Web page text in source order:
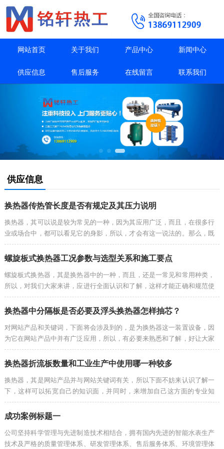
网站首页 关于我们 产品中心 新闻中心
供应信息 售后服务 在线留言 联系我们
供应信息
换热器传热管长度是否有规定及其压力说明
换热器，其可以说是较为常见的一种，因为其应用广泛，而且，在很多行
业或场合中，都可以看见它的身影，所以，才会有这一说法的。那么，既
然其应用很多，又是网站产品之一，所以，不如来进行其的认识和了解
吧，在前面···
螺旋板式换热器工况参数与选型关系和施工要点
螺旋板式换热器，其是换热器中的一种，而且，还是一常见和常用种类，
所以，对我们大家来讲，应进行全面认识和了解，这样才能正确和规范使
用该设备，进而，获得好的换热效果，并在产品使用上获得预期想要的使
用效果。···
换热器中分隔板是否必要及浮头换热器怎样抽芯？
对网站产品和关键词，下面将会涉及到的，是为换热器这一装置设备，因
为它在网站产品中并有广泛应用，所以，有必要来熟悉和了解，好让大家
深入这一产品中并同时，通过正确操作使用来有好的使用效果，进而，自
己也能从···
换热器折流板数量和工业生产中使用哪一种较多
换热器，其是网站产品并与网站关键词有关，所以下面不妨来认识了解一
下，这样可以拓宽自己的知识面，并同时，来增加自己这方面的专业知
识，而不是在其学习道路上停止不前，以及白白浪费每一次学习机会。1.
换热器中的···
成功案例标题一
公司坚持科学管理与先进制造技术相结合，拥有国内先进的智能水表生产
技术及严格的质量管理体系、研发管理体系、售后服务体系、环境管理体